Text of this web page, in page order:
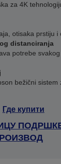
za 4K
otisaka prstiju i
distanciranja
potrebe
bežični sistem
Где купити